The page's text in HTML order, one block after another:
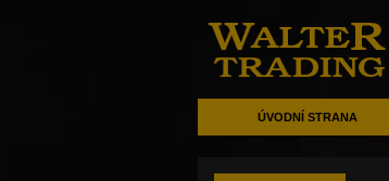
ÚVODNÍ STRANA